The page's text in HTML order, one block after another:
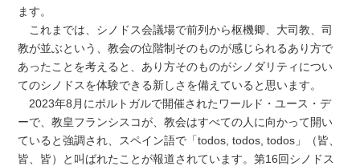
ます。
これまでは、シノドス会議場で前列から枢機卿、大司教、司
教が並ぶという、教会の位階制そのものが感じられるあり方で
あったことを考えると、あり方そのものがシノダリティについ
てのシノドスを体験できる新しさを備えていると思います。
2023年8月にポルトガルで開催されたワールド・ユース・デ
ーで、教皇フランシスコが、教会はすべての人に向かって開い
ていると強調され、スペイン語で「todos, todos, todos」（皆、
皆、皆）と叫ばれたことが報道されています。第16回シノドス